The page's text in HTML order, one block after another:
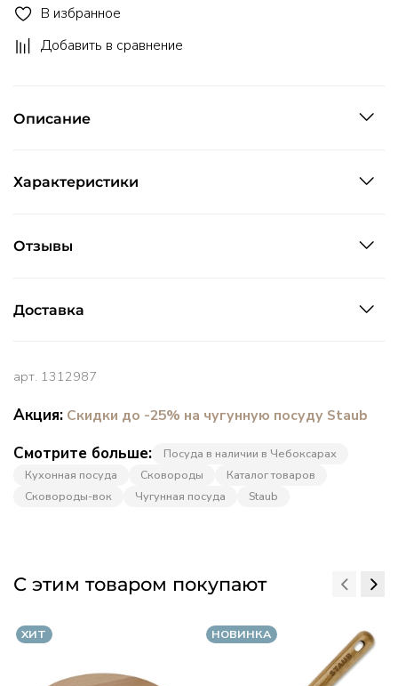
Акция: Скидки до -25% на чугунную посуду Staub
Смотрите больше:
Посуда в наличии в Чебоксарах
Кухонная посуда
Сковороды
Каталог товаров
Сковороды-вок
Чугунная посуда Staub
В избранное
Добавить в сравнение
Описание
Характеристики
Отзывы
Доставка
арт. 1312987
С этим товаром покупают
ХИТ НОВИНКА